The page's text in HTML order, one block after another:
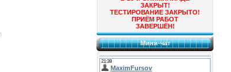
ЗАКРЫТ!
ТЕСТИРОВАНИЕ ЗАКРЫТО!
ПРИЁМ РАБОТ
ЗАВЕРШЁН!
Мини-чат